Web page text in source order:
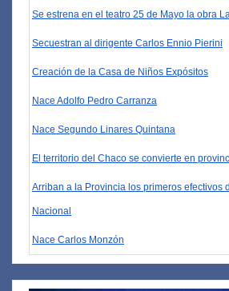
Se estrena en el teatro 25 de Mayo la obra
Secuestran al dirigente Carlos Ennio Pierini
Creación de la Casa de Niños Expósitos
Nace Adolfo Pedro Carranza
Nace Segundo Linares Quintana
El territorio del Chaco se convierte en
Arriban a la Provincia los primeros efectivos
Nacional
Nace Carlos Monzón